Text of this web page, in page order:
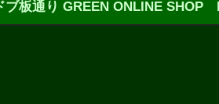
ブ板通り GREEN ONLINE